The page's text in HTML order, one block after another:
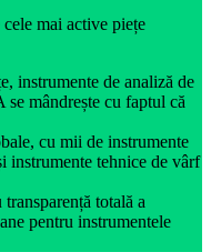
mai active piețe
instrumente de analiză de
mândrește cu faptul că
cu mii de instrumente
instrumente tehnice de vârf
totală a
pentru instrumentele